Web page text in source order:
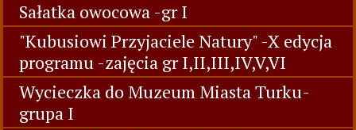
Sałatka owocowa -gr I
"Kubusiowi Przyjaciele Natury" -X edycja
programu -zajęcia gr I,II,III,IV,V,VI
Wycieczka do Muzeum Miasta Turku-
grupa I